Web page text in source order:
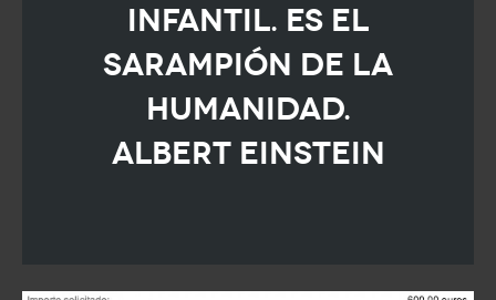
infantil. Es el
sarampión de la
humanidad.
Albert Einstein